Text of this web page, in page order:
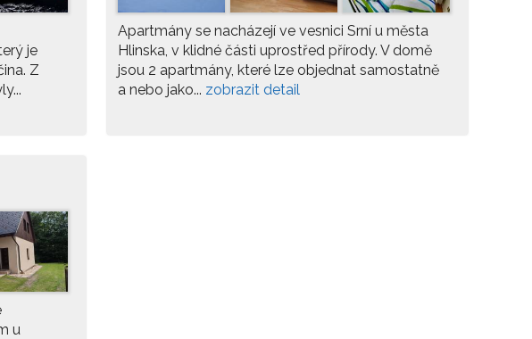
je
Z
Apartmány se nacházejí ve vesnici Srní u města
Hlinska, v klidné části uprostřed přírody. V domě
jsou 2 apartmány, které lze objednat samostatně
a nebo jako... zobrazit detail
u